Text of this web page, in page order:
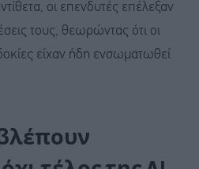
οι επενδυτές επέλεξαν
τους, θεωρώντας ότι οι
είχαν ήδη ενσωματωθεί